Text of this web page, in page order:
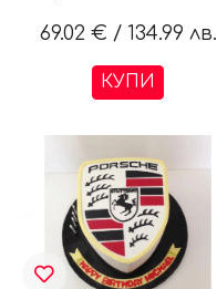
69.02 € / 134.99 лв.
КУПИ